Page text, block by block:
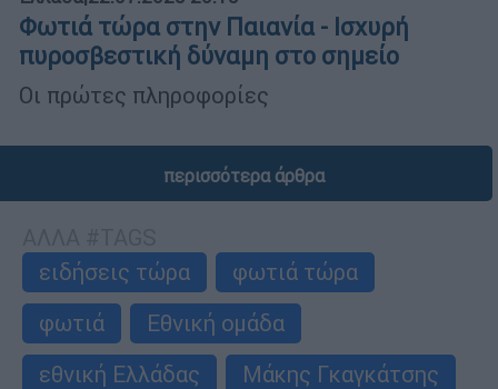
Φωτιά τώρα στην Παιανία - Ισχυρή
πυροσβεστική δύναμη στο σημείο
Οι πρώτες πληροφορίες
περισσότερα άρθρα
ειδήσεις τώρα
φωτιά τώρα
φωτιά
Εθνική ομάδα
εθνική Ελλάδας
Μάκης Γκαγκάτσης